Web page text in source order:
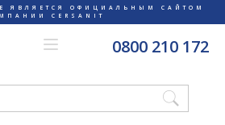
ЯВЛЯЕТСЯ ОФИЦИАЛЬНЫМ САЙТОМ
CERSANIT
0800 210 172